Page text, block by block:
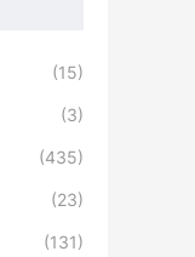
(15)
(3)
(435)
(23)
(131)